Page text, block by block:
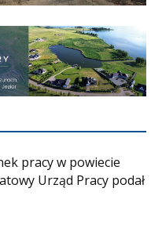
pracy w powiecie
Urząd Pracy podał